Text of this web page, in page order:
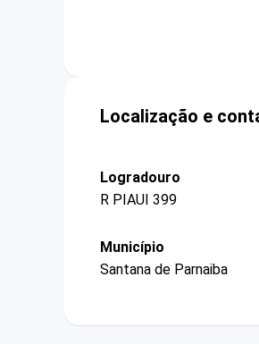
Localização e
Logradouro
R PIAUI 399
Município
Santana de Parnaiba